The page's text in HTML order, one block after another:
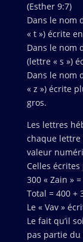
(Esther 9:7)
Dans le nom
« t ») écrite
Dans le nom
(lettre « s »)
Dans le nom
« z ») écrite
gros.
Les lettres
chaque lettre
valeur
Celles écrites
300 « Zain »
Total = 400 +
Le « Vav »
Le fait qu’il
pas partie